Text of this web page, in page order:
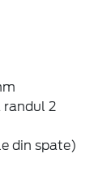
randul 2
din spate)